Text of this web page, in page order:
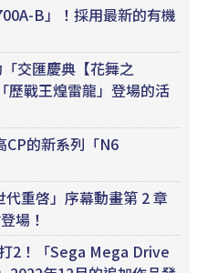
B」！採用最新的有機
交匯慶典【花舞之
歷戰王煌雷龍」登場的活
CP的新系列「N6
重啓」序幕動畫第 2 章
場！
2！「Sega Mega Drive